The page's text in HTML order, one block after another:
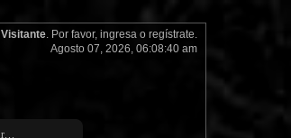
Visitante. Por favor, ingresao regístrate.
Agosto 07, 2026, 06:08:40 am